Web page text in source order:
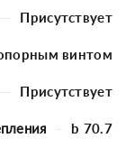
Присутствует
винтом
Присутствует
b 70.7